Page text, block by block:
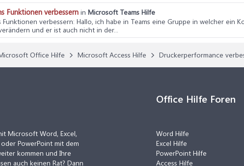
Funktionen verbessern in Microsoft Teams Hilfe
Funktionen verbessern: Hallo, ich habe in Teams eine Gruppe in welcher ein
und er ist auch nicht in der...
Office Hilfe Microsoft Access Hilfe Druckerperformance
Microsoft Word, Excel,
PowerPoint mit dem
kommen und Ihre
auch keinen Rat? Dann
Office Hilfe Foren
Word Hilfe
Excel Hilfe
PowerPoint Hilfe
Access Hilfe